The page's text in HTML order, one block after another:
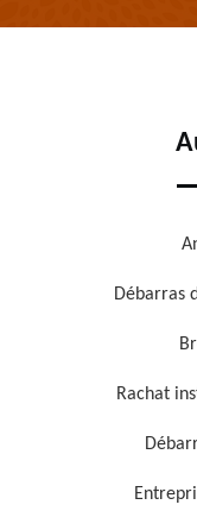
Débarras
Rachat